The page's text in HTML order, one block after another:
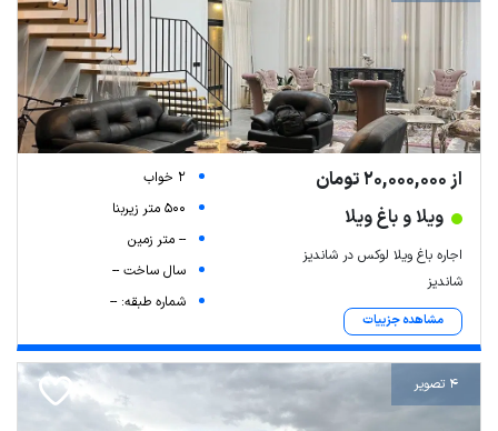
از 20,000,000 تومان
ویلا و باغ ویلا
اجاره باغ ویلا لوکس در شاندیز
شاندیز
مشاهده جزییات
2 خواب
500 متر زیربنا
-- متر زمین
سال ساخت --
شماره طبقه: --
4 تصویر